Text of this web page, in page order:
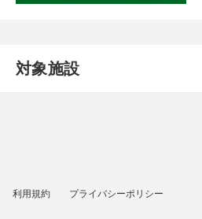
対象施設
利用規約 プライバシーポリシー